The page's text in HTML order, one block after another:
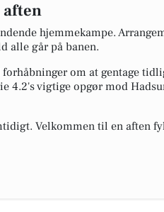
aften
hjemmekampe.
alle går på banen.
om at gentage
4.2's vigtige opgør mod
Velkommen til en aften